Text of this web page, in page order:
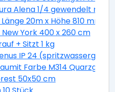
Alena 1/4 gewendelt mit
20m x Höhe 810 mm
York 400 x 260 cm
+ Sitzt 1 kg
IP 24
Farbe M314 Quarzgrund
50x50 cm